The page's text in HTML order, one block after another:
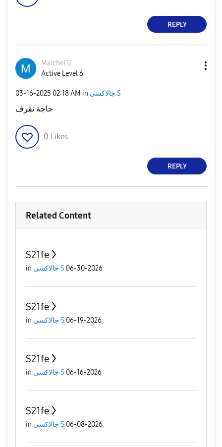
REPLY
Maichel12
Active Level 6
‎03-16-2025 02:18 AM in جالاكسى S
حاجة تقرف
0 Likes
REPLY
Related Content
S21fe
in جالاكسى S 06-30-2026
S21fe
in جالاكسى S 06-19-2026
S21fe
in جالاكسى S 06-16-2026
S21fe
in جالاكسى S 06-08-2026